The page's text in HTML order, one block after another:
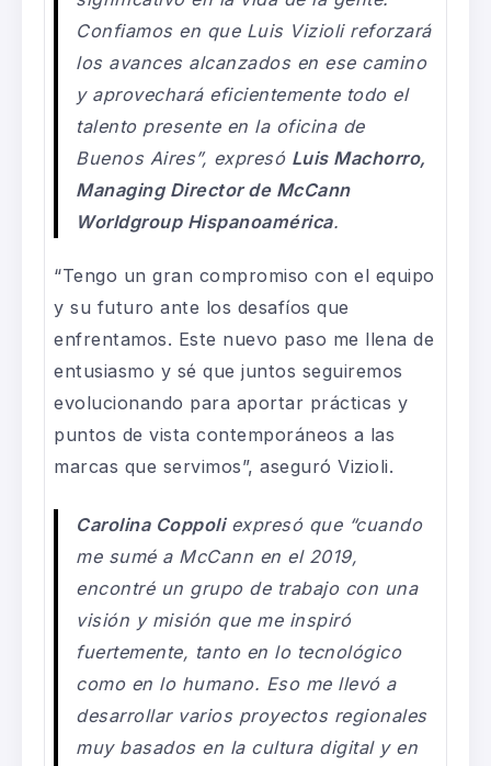
Confiamos en que Luis Vizioli reforzará
los avances alcanzados en ese camino
y aprovechará eficientemente todo el
talento presente en la oficina de
Buenos Aires”, expresó Luis Machorro,
Managing Director de McCann
Worldgroup Hispanoamérica.
“Tengo un gran compromiso con el equipo
y su futuro ante los desafíos que
enfrentamos. Este nuevo paso me llena de
entusiasmo y sé que juntos seguiremos
evolucionando para aportar prácticas y
puntos de vista contemporáneos a las
marcas que servimos”, aseguró Vizioli.
Carolina Coppoliexpresó que “cuando
me sumé a McCann en el 2019,
encontré un grupo de trabajo con una
visión y misión que me inspiró
fuertemente, tanto en lo tecnológico
como en lo humano. Eso me llevó a
desarrollar varios proyectos regionales
muy basados en la cultura digital y en